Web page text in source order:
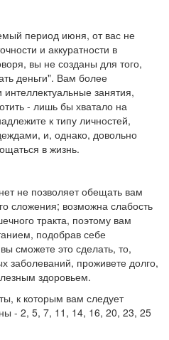
период июня, от вас не
и аккуратности в
вы не созданы для того,
деньги". Вам более
занятия,
- лишь бы хватало на
к типу личностей,
и, однако, довольно
в жизнь.
не позволяет обещать вам
сложения; возможна слабость
тракта, поэтому вам
подобрав себе
сможете это сделать, то,
заболеваний, проживете долго,
здоровьем.
к которым вам следует
- 2, 5, 7, 11, 14, 16, 20, 23, 25